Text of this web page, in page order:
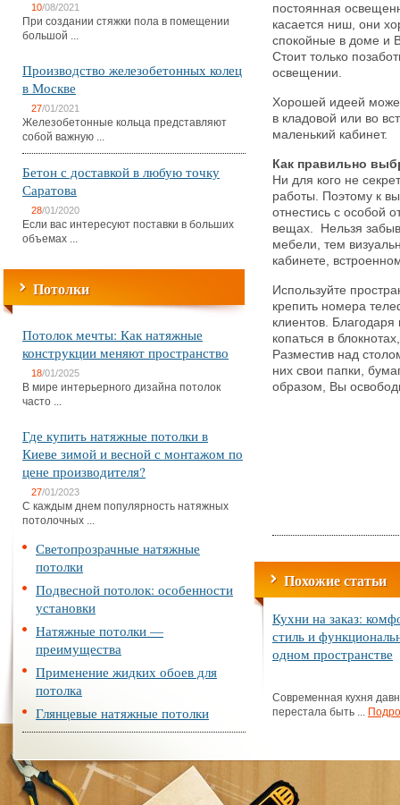
10/08/2021
При создании стяжки пола в помещении
большой ...
Производство железобетонных колец
в Москве
27/01/2021
Железобетонные кольца представляют
собой важную ...
Бетон с доставкой в любую точку
Саратова
28/01/2020
Если вас интересуют поставки в больших
объемах ...
Потолки
Потолок мечты: Как натяжные
конструкции меняют пространство
18/01/2025
В мире интерьерного дизайна потолок
часто ...
Где купить натяжные потолки в
Киеве зимой и весной с монтажом по
цене производителя?
27/01/2023
С каждым днем популярность натяжных
потолочных ...
Светопрозрачные натяжные
потолки
Подвесной потолок: особенности
установки
Натяжные потолки —
преимущества
Применение жидких обоев для
потолка
Глянцевые натяжные потолки
постоянная
касается ниш, они
спокойные в доме и
Стоит только
освещении.
Хорошей идеей
в кладовой или во
маленький кабинет.
Как правильно
Ни для кого не
работы. Поэтому к
отнестись с особой
вещах. Нельзя
мебели, тем
кабинете,
Используйте
крепить номера
клиентов.
копаться в
Разместив над
них свои папки,
образом, Вы
Похожие статьи
Кухни на заказ:
стиль и
одном пространстве
Современная кухня
перестала быть ...